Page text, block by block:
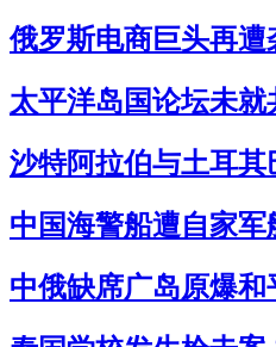
俄罗斯电商巨头再
太平洋岛国论坛未
沙特阿拉伯与土耳
中国海警船遭自家
中俄缺席广岛原爆